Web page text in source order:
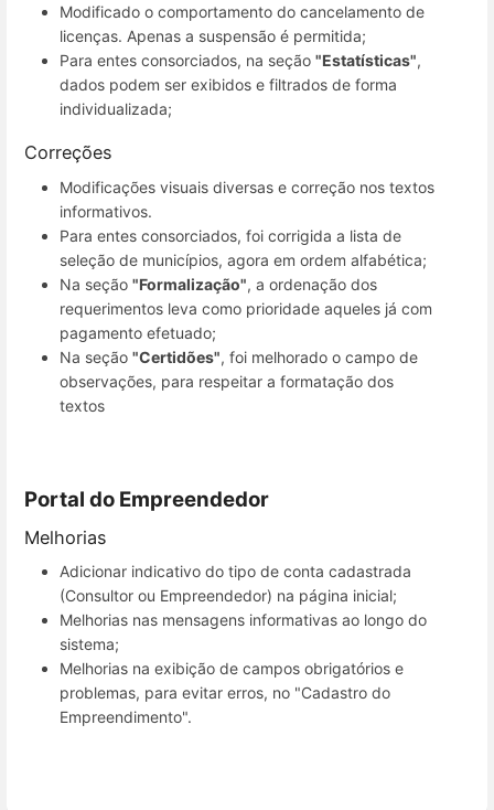
Modificado o comportamento do cancelamento de
licenças. Apenas a suspensão é permitida;
Para entes consorciados, na seção "Estatísticas",
dados podem ser exibidos e filtrados de forma
individualizada;
Correções
Modificações visuais diversas e correção nos textos
informativos.
Para entes consorciados, foi corrigida a lista de
seleção de municípios, agora em ordem alfabética;
Na seção "Formalização", a ordenação dos
requerimentos leva como prioridade aqueles já com
pagamento efetuado;
Na seção "Certidões", foi melhorado o campo de
observações, para respeitar a formatação dos
textos
Portal do Empreendedor
Melhorias
Adicionar indicativo do tipo de conta cadastrada
(Consultor ou Empreendedor) na página inicial;
Melhorias nas mensagens informativas ao longo do
sistema;
Melhorias na exibição de campos obrigatórios e
problemas, para evitar erros, no "Cadastro do
Empreendimento".